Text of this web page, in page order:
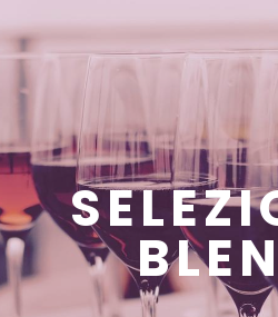
CANTINA E
CONSULENZA E
SELEZIONE E
IMPORT /
EN
FR